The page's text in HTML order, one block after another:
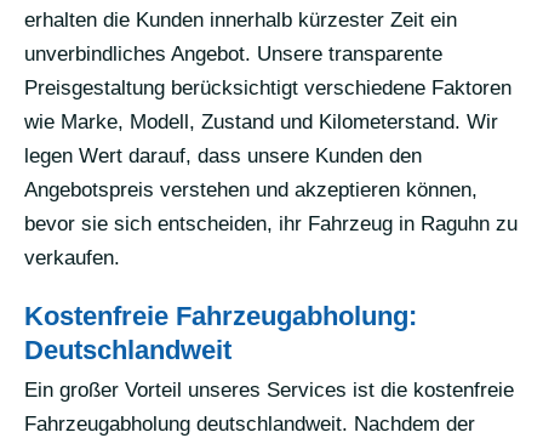
erhalten die Kunden innerhalb kürzester Zeit ein
unverbindliches Angebot. Unsere transparente
Preisgestaltung berücksichtigt verschiedene Faktoren
wie Marke, Modell, Zustand und Kilometerstand. Wir
legen Wert darauf, dass unsere Kunden den
Angebotspreis verstehen und akzeptieren können,
bevor sie sich entscheiden, ihr Fahrzeug in Raguhn zu
verkaufen.
Kostenfreie Fahrzeugabholung:
Deutschlandweit
Ein großer Vorteil unseres Services ist die kostenfreie
Fahrzeugabholung deutschlandweit. Nachdem der